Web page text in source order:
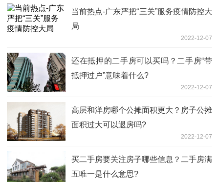
当前热点-广东严把“三关”服务疫情防控大
局
2022-12-07
还在抵押的二手房可以买吗？二手房“带
抵押过户”意味着什么?
2022-12-07
高层和洋房哪个公摊面积更大？房子公摊
面积过大可以退房吗?
2022-12-07
买二手房要关注房子哪些信息？二手房满
五唯一是什么意思?